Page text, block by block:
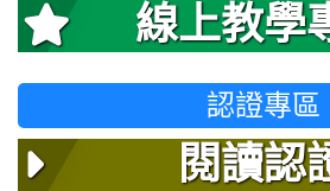
線上教學
認證專區
閱讀認